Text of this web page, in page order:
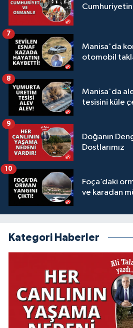
Cumhuriyetin
Manisa'da
otomobil
7
Manisa'da
tesisini küle
8
Doğanın
Dostlarımız
9
Foça’daki
ve karadan
10
Kategori Haberler